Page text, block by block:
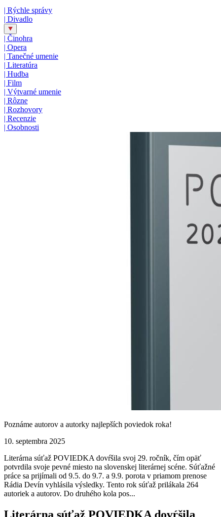
| Rýchle správy
| Divadlo
| Činohra
| Opera
| Tanečné umenie
| Literatúra
| Hudba
| Film
| Výtvarné umenie
| Rôzne
| Rozhovory
| Recenzie
| Osobnosti
Poznáme autorov a autorky najlepších poviedok roka!
10. septembra 2025
Literárna súťaž POVIEDKA dovŕšila svoj 29. ročník, čím opäť
potvrdila svoje pevné miesto na slovenskej literárnej scéne. Súťažné
práce sa prijímali od 9.5. do 9.7. a 9.9. porota v priamom prenose
Rádia Devín vyhlásila výsledky. Tento rok súťaž prilákala 264
autoriek a autorov. Do druhého kola pos...